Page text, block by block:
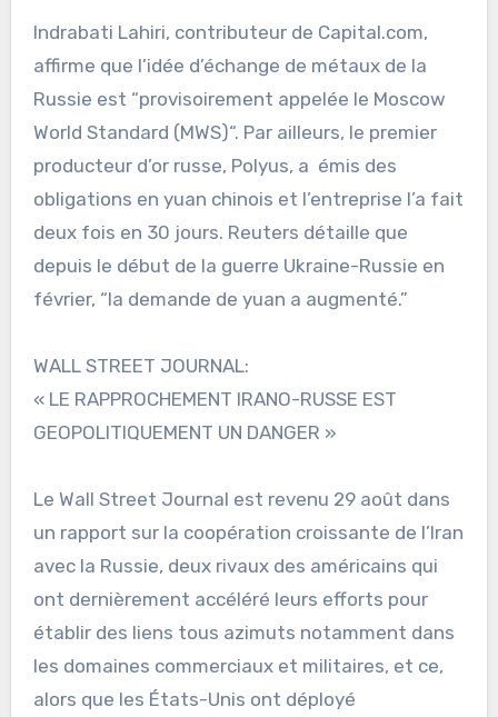
Indrabati Lahiri, contributeur de Capital.com,
affirme que l’idée d’échange de métaux de la
Russie est “provisoirement appelée le Moscow
World Standard (MWS)“. Par ailleurs, le premier
producteur d’or russe, Polyus, a émis des
obligations en yuan chinois et l’entreprise l’a fait
deux fois en 30 jours. Reuters détaille que
depuis le début de la guerre Ukraine-Russie en
février, “la demande de yuan a augmenté.”
WALL STREET JOURNAL:
« LE RAPPROCHEMENT IRANO-RUSSE EST
GEOPOLITIQUEMENT UN DANGER »
Le Wall Street Journal est revenu 29 août dans
un rapport sur la coopération croissante de l’Iran
avec la Russie, deux rivaux des américains qui
ont dernièrement accéléré leurs efforts pour
établir des liens tous azimuts notamment dans
les domaines commerciaux et militaires, et ce,
alors que les États-Unis ont déployé